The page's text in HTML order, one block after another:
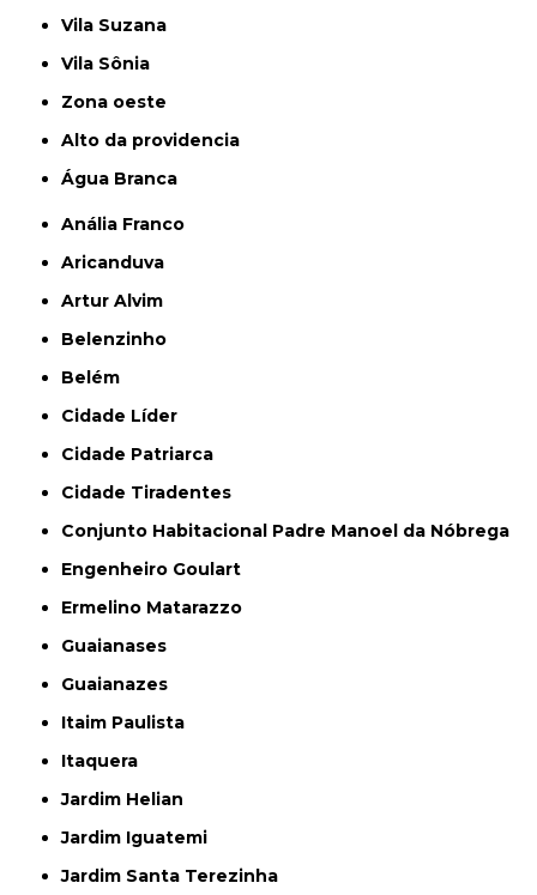
Vila Suzana
Vila Sônia
Zona oeste
alto da providencia
Água Branca
Anália Franco
Aricanduva
Artur Alvim
Belenzinho
Belém
Cidade Líder
Cidade Patriarca
Cidade Tiradentes
Conjunto Habitacional Padre Manoel da Nóbrega
Engenheiro Goulart
Ermelino Matarazzo
Guaianases
Guaianazes
Itaim Paulista
Itaquera
Jardim Helian
Jardim Iguatemi
Jardim Santa Terezinha